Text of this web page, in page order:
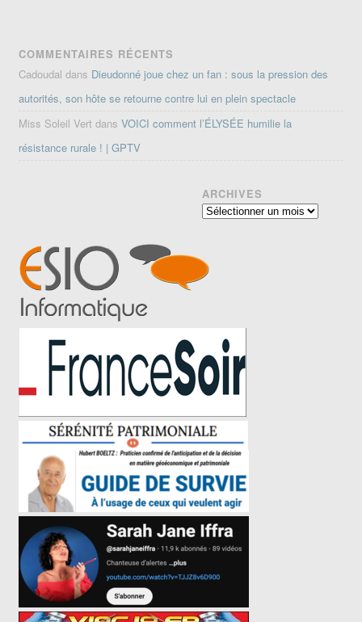
COMMENTAIRES RÉCENTS
Cadoudal dans Dieudonné joue chez un fan : sous la pression des
autorités, son hôte se retourne contre lui en plein spectacle
Miss Soleil Vert dansVOICI comment l’ÉLYSÉE humilie la
résistance rurale ! | GPTV
ARCHIVES
Archives